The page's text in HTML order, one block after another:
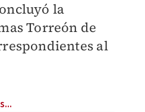
la
Torreón de
al